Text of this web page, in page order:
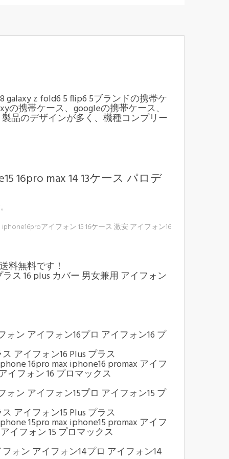
galaxy z fold6 5 flip6 5ブランドの携帯ケ
携帯ケース、googleの携帯ケース、
品のデザインが多く、機種コンプリー
16pro max 14 13ケース パロデ
アイフォン 15 16ケース 激安 アイフォン16
料無料です！
ス 16 plus カバー 男女兼用 アイフォン
ォン アイフォン16プロ アイフォン16 プ
アイフォン16 Plus プラス
16pro max iphone16 promax アイフ
イフォン 16 プロマックス
ォン アイフォン15プロ アイフォン15 プ
アイフォン15 Plus プラス
15pro max iphone15 promax アイフ
イフォン 15 プロマックス
ォン アイフォン14プロ アイフォン14